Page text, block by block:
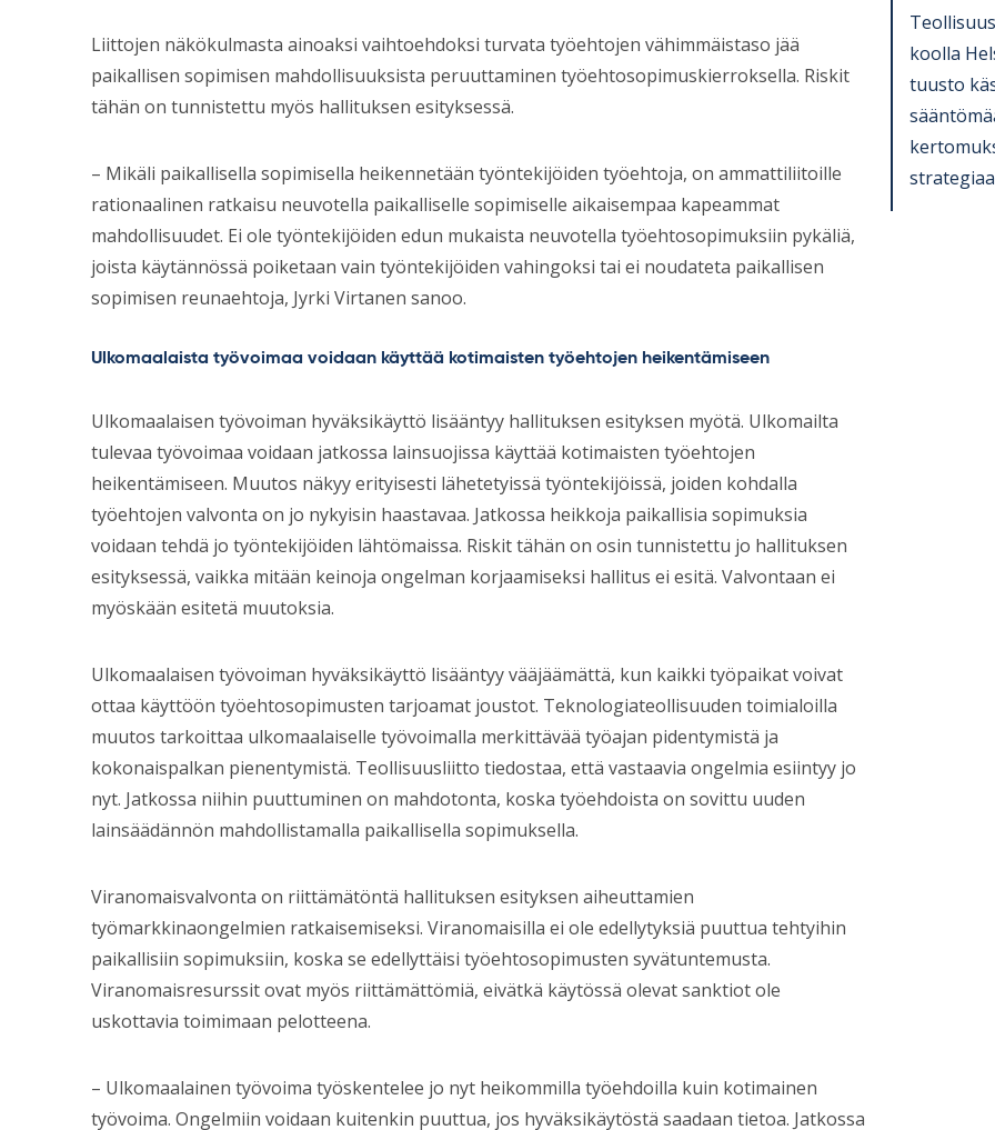
Liittojen näkökulmasta ainoaksi vaihtoehdoksi turvata työehtojen vähimmäistaso jää
paikallisen sopimisen mahdollisuuksista peruuttaminen työehtosopimuskierroksella. Riskit
tähän on tunnistettu myös hallituksen esityksessä.
– Mikäli paikallisella sopimisella heikennetään työntekijöiden työehtoja, on ammattiliitoille
rationaalinen ratkaisu neuvotella paikalliselle sopimiselle aikaisempaa kapeammat
mahdollisuudet. Ei ole työntekijöiden edun mukaista neuvotella työehtosopimuksiin pykäliä,
joista käytännössä poiketaan vain työntekijöiden vahingoksi tai ei noudateta paikallisen
sopimisen reunaehtoja, Jyrki Virtanen sanoo.
Ulkomaalaista työvoimaa voidaan käyttää kotimaisten työehtojen heikentämiseen
Ulkomaalaisen työvoiman hyväksikäyttö lisääntyy hallituksen esityksen myötä. Ulkomailta
tulevaa työvoimaa voidaan jatkossa lainsuojissa käyttää kotimaisten työehtojen
heikentämiseen. Muutos näkyy erityisesti lähetetyissä työntekijöissä, joiden kohdalla
työehtojen valvonta on jo nykyisin haastavaa. Jatkossa heikkoja paikallisia sopimuksia
voidaan tehdä jo työntekijöiden lähtömaissa. Riskit tähän on osin tunnistettu jo hallituksen
esityksessä, vaikka mitään keinoja ongelman korjaamiseksi hallitus ei esitä. Valvontaan ei
myöskään esitetä muutoksia.
Ulkomaalaisen työvoiman hyväksikäyttö lisääntyy vääjäämättä, kun kaikki työpaikat voivat
ottaa käyttöön työehtosopimusten tarjoamat joustot. Teknologiateollisuuden toimialoilla
muutos tarkoittaa ulkomaalaiselle työvoimalla merkittävää työajan pidentymistä ja
kokonaispalkan pienentymistä. Teollisuusliitto tiedostaa, että vastaavia ongelmia esiintyy jo
nyt. Jatkossa niihin puuttuminen on mahdotonta, koska työehdoista on sovittu uuden
lainsäädännön mahdollistamalla paikallisella sopimuksella.
Viranomaisvalvonta on riittämätöntä hallituksen esityksen aiheuttamien
työmarkkinaongelmien ratkaisemiseksi. Viranomaisilla ei ole edellytyksiä puuttua tehtyihin
paikallisiin sopimuksiin, koska se edellyttäisi työehtosopimusten syvätuntemusta.
Viranomaisresurssit ovat myös riittämättömiä, eivätkä käytössä olevat sanktiot ole
uskottavia toimimaan pelotteena.
– Ulkomaalainen työvoima työskentelee jo nyt heikommilla työehdoilla kuin kotimainen
työvoima. Ongelmiin voidaan kuitenkin puuttua, jos hyväksikäytöstä saadaan tietoa. Jatkossa
koolla
tuusto